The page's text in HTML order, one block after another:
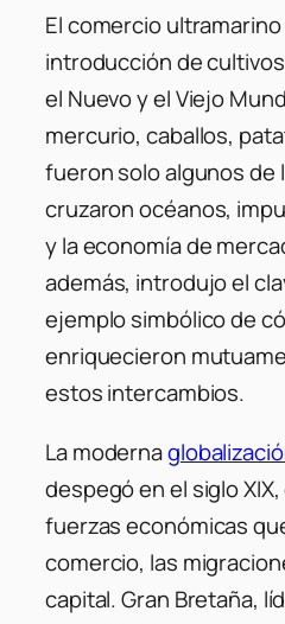
El comercio
introducción de
el Nuevo y el Viejo
mercurio, caballos,
fueron solo algunos de
cruzaron océanos,
y la economía de
además, introdujo el
ejemplo simbólico de
enriquecieron
estos intercambios.
La moderna
despegó en el siglo
fuerzas económicas
comercio, las
capital. Gran Bretaña,